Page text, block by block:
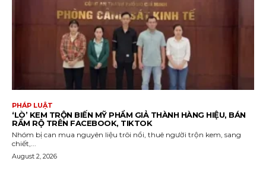
PHÁP LUẬT
‘LÒ’ KEM TRỘN BIẾN MỸ PHẨM GIẢ THÀNH HÀNG HIỆU, BÁN
RẦM RỘ TRÊN FACEBOOK, TIKTOK
Nhóm bị can mua nguyên liệu trôi nổi, thuê người trộn kem, sang
chiết,...
August 2, 2026